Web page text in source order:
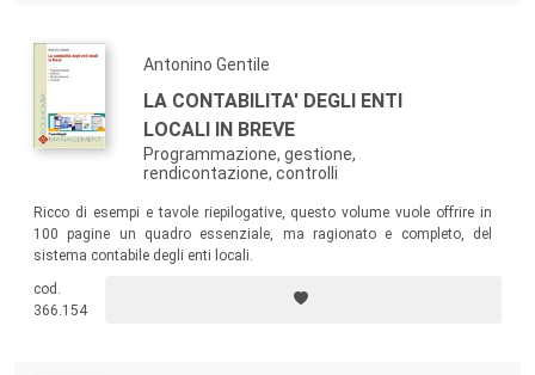
Antonino Gentile
LA CONTABILITA' DEGLI ENTI
LOCALI IN BREVE
Programmazione, gestione,
rendicontazione, controlli
Ricco di esempi e tavole riepilogative, questo volume vuole offrire in
100 pagine un quadro essenziale, ma ragionato e completo, del
sistema contabile degli enti locali.
cod.
366.154